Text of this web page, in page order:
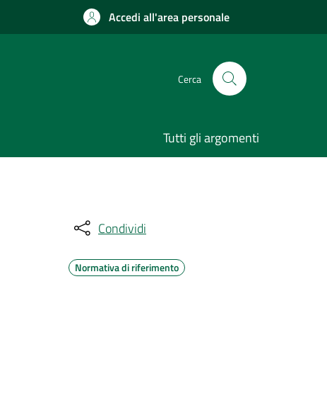
Accedi all'area personale
Cerca
Tutti gli argomenti
Condividi
Normativa di riferimento